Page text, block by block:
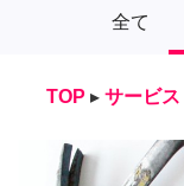
全て
TOP ▸ サービス